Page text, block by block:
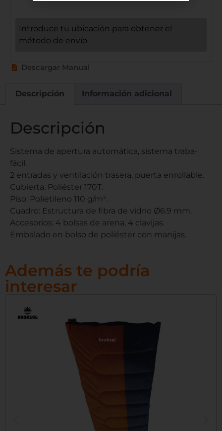
Introduce tu ubicación para obtener el
método de envío
Descargar Manual
Descripción Información adicional
Descripción
Sistema de apertura automática, sistema traba-
fácil.
2 entradas y ventilación trasera, puerta enrollable.
Cubierta: Poliéster 170T.
Piso: Polietileno 110 g/m².
Cuadro: Estructura de fibra de vidrio Ø6.9 mm.
Accesorios: 4 bolsas de arena, 4 clavijas.
Embalado en bolso de poliéster con manijas.
Además te podría
interesar